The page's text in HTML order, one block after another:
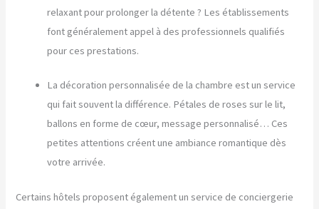
relaxant pour prolonger la détente ? Les établissements
font généralement appel à des professionnels qualifiés
pour ces prestations.
La décoration personnalisée de la chambre est un service
qui fait souvent la différence. Pétales de roses sur le lit,
ballons en forme de cœur, message personnalisé… Ces
petites attentions créent une ambiance romantique dès
votre arrivée.
Certains hôtels proposent également un service de conciergerie